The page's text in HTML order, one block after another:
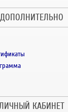
ДОПОЛНИТЕЛЬНО
КАБИНЕТ